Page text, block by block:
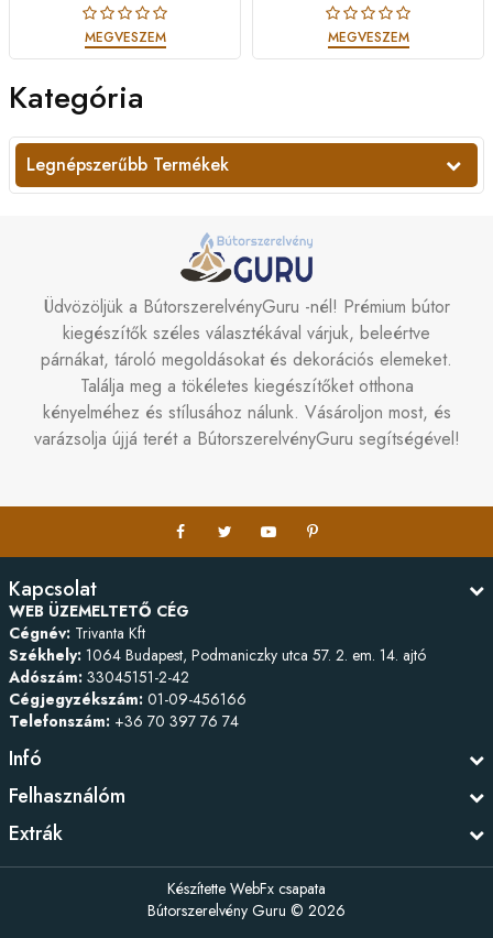
MEGVESZEM MEGVESZEM
Kategória
Legnépszerűbb Termékek
Üdvözöljük a BútorszerelvényGuru -nél! Prémium bútor
kiegészítők széles választékával várjuk, beleértve
párnákat, tároló megoldásokat és dekorációs elemeket.
Találja meg a tökéletes kiegészítőket otthona
kényelméhez és stílusához nálunk. Vásároljon most, és
varázsolja újjá terét a BútorszerelvényGuru segítségével!
Kapcsolat
WEB ÜZEMELTETŐ CÉG
Cégnév: Trivanta Kft
Székhely: 1064 Budapest, Podmaniczky utca 57. 2. em. 14. ajtó
Adószám: 33045151-2-42
Cégjegyzékszám: 01-09-456166
Telefonszám: +36 70 397 76 74
Infó
Felhasználóm
Extrák
Készítette WebFx csapata
Bútorszerelvény Guru © 2026